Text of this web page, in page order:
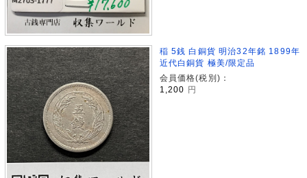
稲 5銭 白銅貨 明治32年銘 1899年
近代白銅貨 極美/限定品
会員価格(税別)：
1,200 円